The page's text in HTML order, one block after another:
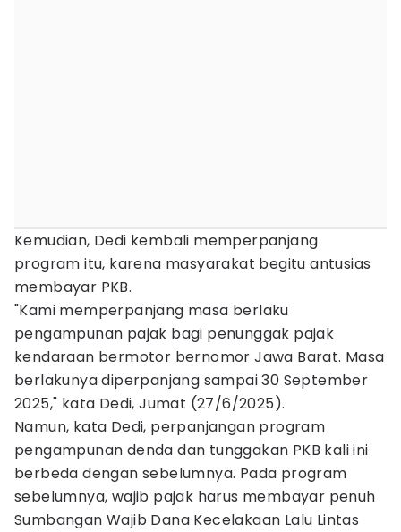
Kemudian, Dedi kembali memperpanjang
program itu, karena masyarakat begitu antusias
membayar PKB.
"Kami memperpanjang masa berlaku
pengampunan pajak bagi penunggak pajak
kendaraan bermotor bernomor Jawa Barat. Masa
berlakunya diperpanjang sampai 30 September
2025," kata Dedi, Jumat (27/6/2025).
Namun, kata Dedi, perpanjangan program
pengampunan denda dan tunggakan PKB kali ini
berbeda dengan sebelumnya. Pada program
sebelumnya, wajib pajak harus membayar penuh
Sumbangan Wajib Dana Kecelakaan Lalu Lintas